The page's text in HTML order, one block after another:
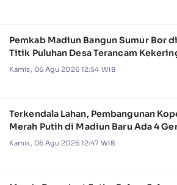
Pemkab Madiun Bangun Sumur Bor
Titik Puluhan Desa Terancam
Kamis, 06 Agu 2026 12:54 WIB
Terkendala Lahan, Pembangunan
Merah Putih di Madiun Baru Ada 4
Kamis, 06 Agu 2026 12:47 WIB